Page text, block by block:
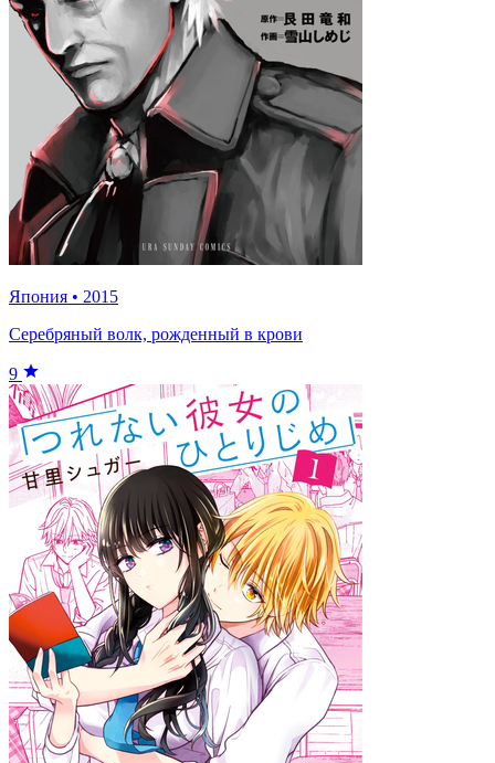
Япония • 2015
Серебряный волк, рожденный в крови
9